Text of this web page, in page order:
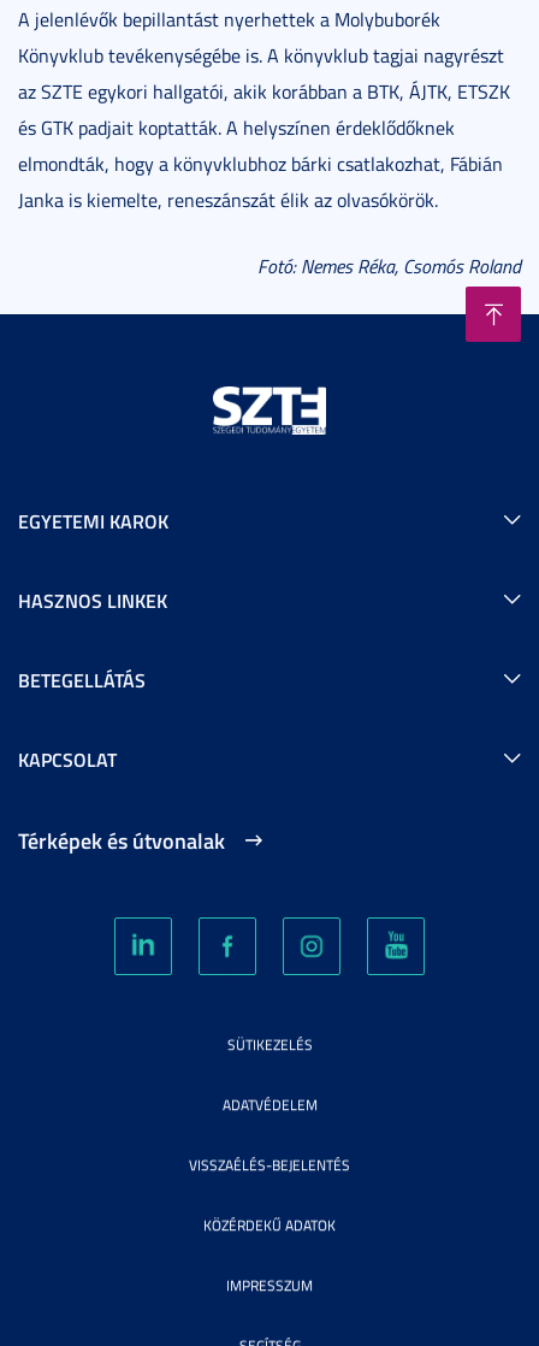
A jelenlévők bepillantást nyerhettek a Molybuborék
Könyvklub tevékenységébe is. A könyvklub tagjai nagyrészt
az SZTE egykori hallgatói, akik korábban a BTK, ÁJTK, ETSZK
és GTK padjait koptatták. A helyszínen érdeklődőknek
elmondták, hogy a könyvklubhoz bárki csatlakozhat, Fábián
Janka is kiemelte, reneszánszát élik az olvasókörök.
Fotó: Nemes Réka, Csomós Roland
EGYETEMI KAROK
HASZNOS LINKEK
BETEGELLÁTÁS
KAPCSOLAT
Térképek és útvonalak
SÜTIKEZELÉS
ADATVÉDELEM
VISSZAÉLÉS-BEJELENTÉS
KÖZÉRDEKŰ ADATOK
IMPRESSZUM